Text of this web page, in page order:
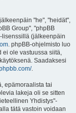
"he", "heidät",
Group", "phpBB
lisenssillä (jälkeenpäin
. phpBB-ohjelmisto luo
ei ole vastuussa siitä,
Saadaksesi
.
epämoraalista tai
lakeja oli se sitten
Yhdistys"-
tätä vastoin voidaan